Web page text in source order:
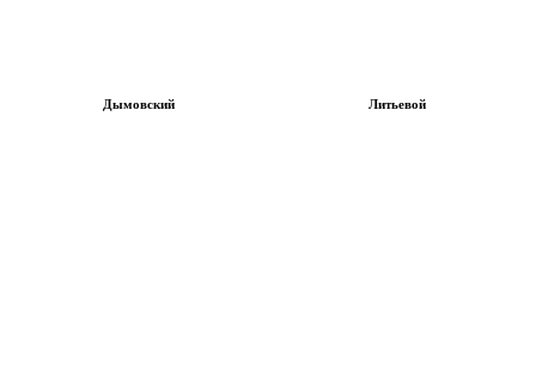
Дымовский Литьевой